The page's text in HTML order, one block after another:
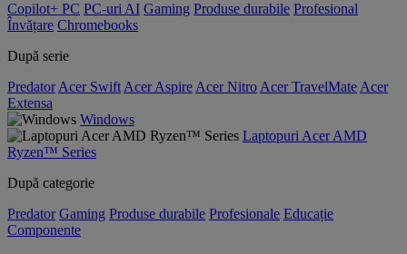
Copilot+ PC PC-uri AI Gaming Produse durabile Profesional
Învățare Chromebooks
După serie
Predator Acer Swift Acer Aspire Acer Nitro Acer TravelMate Acer
Extensa
Windows
Laptopuri Acer AMD
Ryzen™ Series
După categorie
Predator Gaming Produse durabile Profesionale Educație
Componente